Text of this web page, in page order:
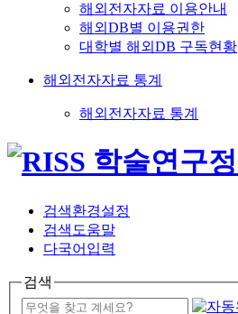
해외전자자료 이용안내
해외DB별 이용권한
대학별 해외DB 구독현황
해외전자자료 통계
해외전자자료 통계
검색환경설정
검색도움말
다국어입력
검색